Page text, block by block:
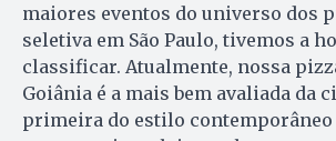
maiores eventos do universo dos
seletiva em São Paulo, tivemos a
classificar. Atualmente, nossa
Goiânia é a mais bem avaliada da
primeira do estilo